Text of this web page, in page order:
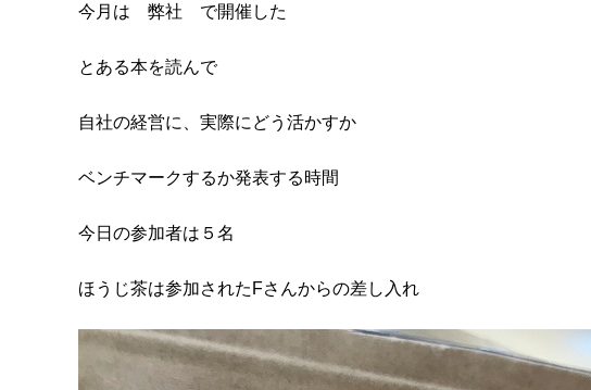
今月は 弊社 で開催した
とある本を読んで
自社の経営に、実際にどう活かすか
ベンチマークするか発表する時間
今日の参加者は５名
ほうじ茶は参加されたFさんからの差し入れ